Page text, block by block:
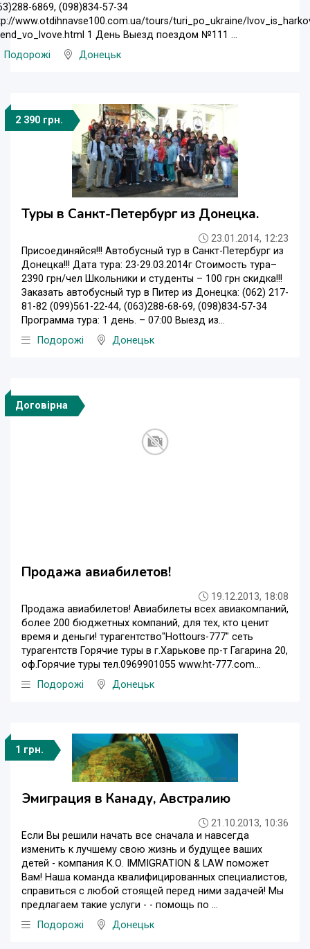
6869, (098)834-57-34
www.otdihnavse100.com.ua/tours/turi_po_ukraine/
1 День Выезд поездом №111 ...
Подорожі
Донецьк
2 390 грн.
Туры в Санкт-Петербург из Донецка.
23.01.2014, 12:23
Присоединяйся!!! Автобусный тур в Санкт-Петербург из
Донецка!!! Дата тура: 23-29.03.2014г Стоимость тура–
2390 грн/чел Школьники и студенты – 100 грн скидка!!!
Заказать автобусный тур в Питер из Донецка: (062) 217-
81-82 (099)561-22-44, (063)288-68-69, (098)834-57-34
Программа тура: 1 день. – 07:00 Выезд из...
Подорожі
Донецьк
Договірна
Продажа авиабилетов!
19.12.2013, 18:08
Продажа авиабилетов! Авиабилеты всех авиакомпаний,
более 200 бюджетных компаний, для тех, кто ценит
время и деньги! турагентство"Hottours-777" сеть
турагентств Горячие туры в г.Харькове пр-т Гагарина 20,
оф.Горячие туры тел.0969901055 www.ht-777.com...
Подорожі
Донецьк
1 грн.
Эмиграция в Канаду, Австралию
21.10.2013, 10:36
Если Вы решили начать все сначала и навсегда
изменить к лучшему свою жизнь и будущее ваших
детей - компания К.О. IMMIGRATION & LAW поможет
Вам! Наша команда квалифицированных специалистов,
справиться с любой стоящей перед ними задачей! Мы
предлагаем такие услуги - - помощь по ...
Подорожі
Донецьк